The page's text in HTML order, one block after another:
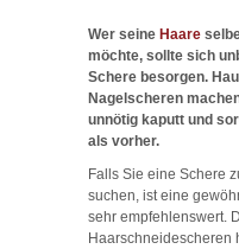
Wer seine Haare
möchte, sollte sich
Schere besorgen.
Nagelscheren
unnötig kaputt und
als vorher.
Falls Sie eine Schere
suchen, ist eine
sehr empfehlenswert.
Haarschneidescheren